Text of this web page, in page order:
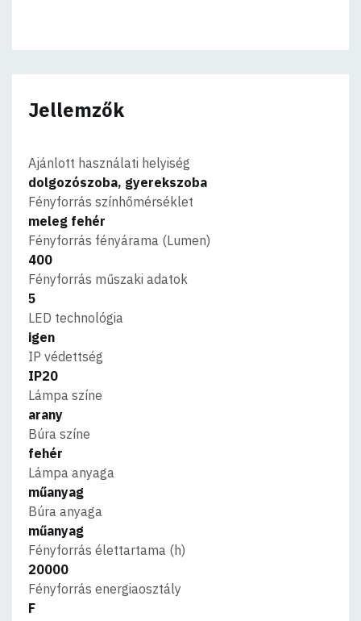
Jellemzők
Ajánlott használati helyiség
dolgozószoba, gyerekszoba
Fényforrás színhőmérséklet
meleg fehér
Fényforrás fényárama (Lumen)
400
Fényforrás műszaki adatok
5
LED technológia
igen
IP védettség
IP20
Lámpa színe
arany
Búra színe
fehér
Lámpa anyaga
műanyag
Búra anyaga
műanyag
Fényforrás élettartama (h)
20000
Fényforrás energiaosztály
F